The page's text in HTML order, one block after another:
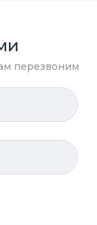
перезвоним